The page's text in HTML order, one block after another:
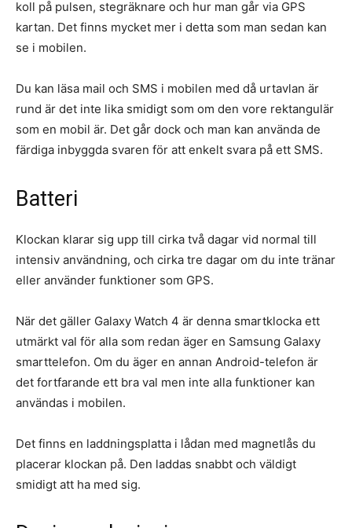
koll på pulsen, stegräknare och hur man går via GPS
kartan. Det finns mycket mer i detta som man sedan kan
se i mobilen.
Du kan läsa mail och SMS i mobilen med då urtavlan är
rund är det inte lika smidigt som om den vore rektangulär
som en mobil är. Det går dock och man kan använda de
färdiga inbyggda svaren för att enkelt svara på ett SMS.
Batteri
Klockan klarar sig upp till cirka två dagar vid normal till
intensiv användning, och cirka tre dagar om du inte tränar
eller använder funktioner som GPS.
När det gäller Galaxy Watch 4 är denna smartklocka ett
utmärkt val för alla som redan äger en Samsung Galaxy
smarttelefon. Om du äger en annan Android-telefon är
det fortfarande ett bra val men inte alla funktioner kan
användas i mobilen.
Det finns en laddningsplatta i lådan med magnetlås du
placerar klockan på. Den laddas snabbt och väldigt
smidigt att ha med sig.